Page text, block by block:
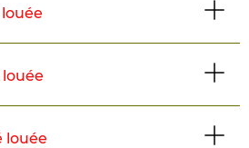
LE PLAN
pi2
LE PLAN
pi2
louée